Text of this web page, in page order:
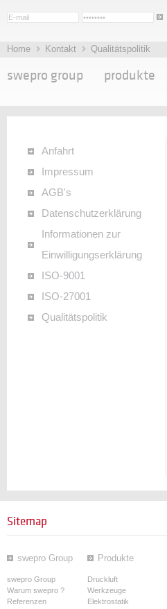
Home Kontakt Qualitätspolitik
swepro group produkte
Anfahrt
Impressum
AGB's
Datenschutzerklärung
Informationen zur
Einwilligungserklärung
ISO-9001
ISO-27001
Qualitätspolitik
Sitemap
swepro Group
swepro Group
Warum swepro ?
Referenzen
Produkte
Druckluft
Werkzeuge
Elektrostatik